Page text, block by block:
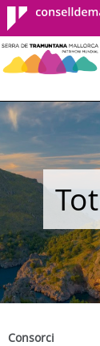
Mallorca
Consorci